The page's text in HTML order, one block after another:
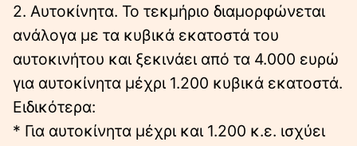
2. Αυτοκίνητα. Το τεκμήριο διαμορφώνεται
ανάλογα με τα κυβικά εκατοστά του
αυτοκινήτου και ξεκινάει από τα 4.000 ευρώ
για αυτοκίνητα μέχρι 1.200 κυβικά εκατοστά.
Ειδικότερα:
* Για αυτοκίνητα μέχρι και 1.200 κ.ε. ισχύει